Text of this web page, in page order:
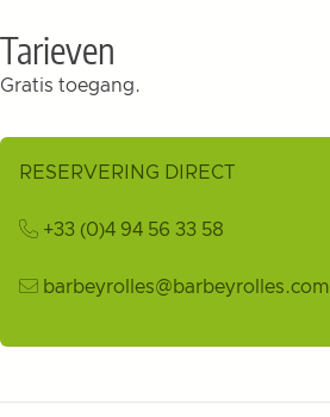
Tarieven
Gratis toegang.
RESERVERING DIRECT
+33 (0)4 94 56 33 58
barbeyrolles@barbeyrolles.com